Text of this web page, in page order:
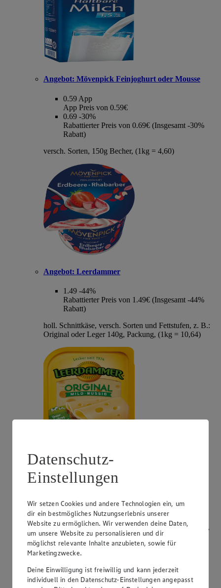
Angebot: Mövenpick Feinjoghurt oder Mousse
0.59 App
App Preis von 0.59€
0.69 -30%
Rabattierter Preis von 0.69€ (Insgesamt -30%
Rabatt)
versch. Sorten, 150g Becher, (1kg = 4,60)
Angebot: Leerdammer
1.49 -44%
Rabattierter Preis von 1.49€ (Insgesamt -44%
Rabatt)
holl. Schnittkäse, versch. Sorten und Fettstufen, z. B.:
Original oder Leger 140g, Packung, (1kg = 10,64)
Angebot: Bresso
0.99 App
App Preis von 0.99€
Rabattierter Preis von 1.11€ (Insgesamt -53%
Rabatt)
Frischkäsezubereitung, versch. Sorten und Fettstufen,
120/150g Packung/Becher, (1kg = 9,25/7,40)
Datenschutz-
Einstellungen
Wir setzen Cookies und andere Technologien ein, um
dir ein bestmögliches Nutzungserlebnis unserer
Website zu ermöglichen. Wir verwenden deine Daten,
um unsere Website zu personalisieren und dir
möglichst relevante Inhalte anzubieten, sowie für
Marketingzwecke.
Deine Einwilligung ist freiwillig und kann jederzeit
individuell in den Datenschutz-Einstellungen angepasst